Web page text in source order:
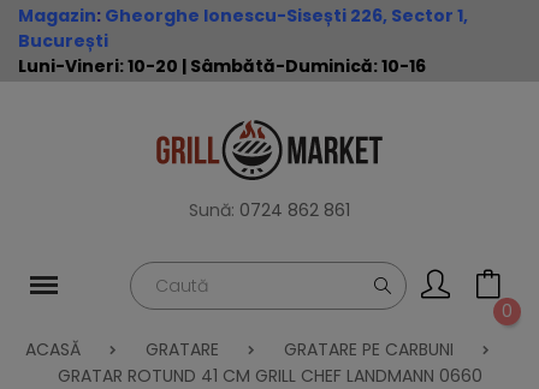
Magazin: Gheorghe Ionescu-Sisești 226, Sector 1,
București
Luni-Vineri: 10-20 | Sâmbătă-Duminică: 10-16
Sună: 0724 862 861
0
ACASĂ
GRATARE
GRATARE PE CARBUNI
GRATAR ROTUND 41 CM GRILL CHEF LANDMANN 0660